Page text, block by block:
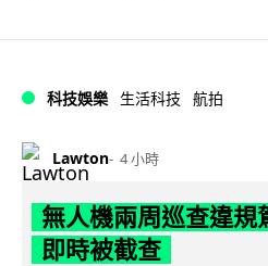
科技娛樂 生活科技 航拍
Lawton 4 小時
無人機兩周巡查違規
即時被截查